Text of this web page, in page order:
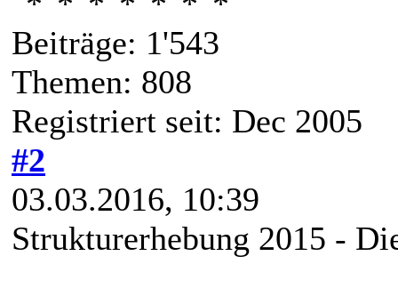
Beiträge: 1'543
Themen: 808
Registriert seit: Dec 2005
#2
03.03.2016, 10:39
Strukturerhebung 2015 -